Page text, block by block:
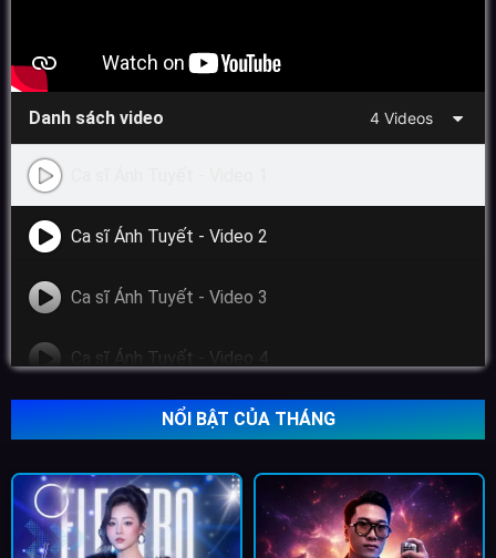
Danh sách video 4 Videos
Ca sĩ Ánh Tuyết - Video 2
Ca sĩ Ánh Tuyết - Video 3
Ca sĩ Ánh Tuyết - Video 4
NỔI BẬT CỦA THÁNG